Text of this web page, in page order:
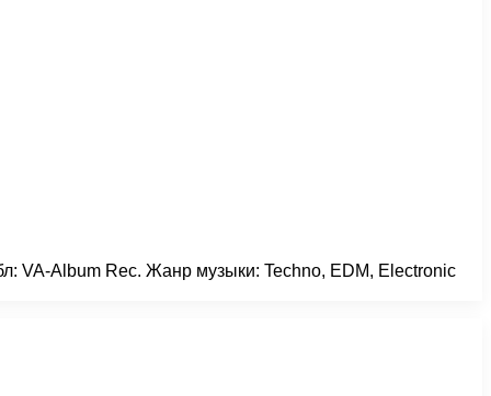
VA-Album Rec. Жанр музыки: Techno, EDM, Electronic